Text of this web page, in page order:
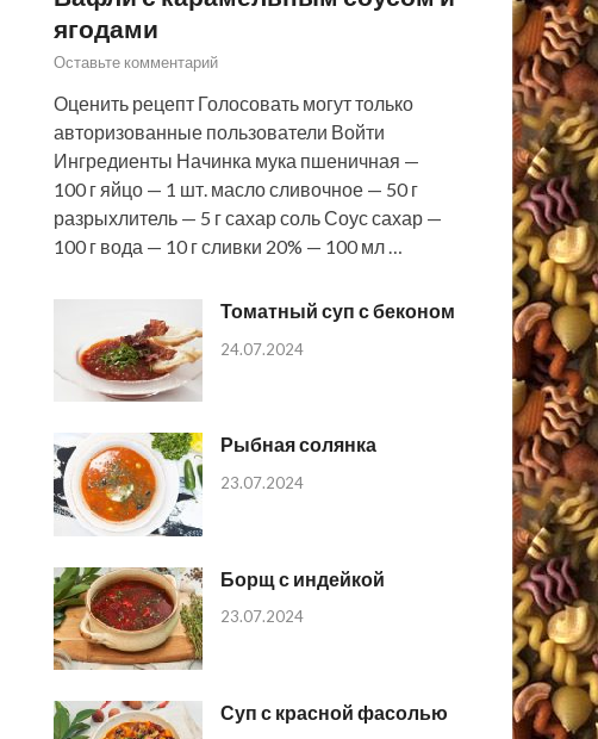
ягодами
Оставьте комментарий
Оценить рецепт Голосовать могут только
авторизованные пользователи Войти
Ингредиенты Начинка мука пшеничная —
100 г яйцо — 1 шт. масло сливочное — 50 г
разрыхлитель — 5 г сахар соль Соус сахар —
100 г вода — 10 г сливки 20% — 100 мл …
Томатный суп с беконом
24.07.2024
Рыбная солянка
23.07.2024
Борщ с индейкой
23.07.2024
Суп с красной фасолью